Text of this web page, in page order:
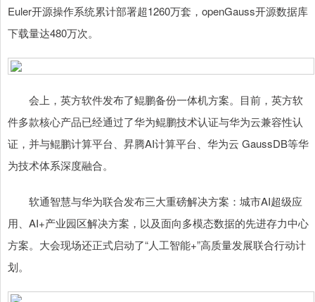
Euler开源操作系统累计部署超1260万套，openGauss开源数据库
下载量达480万次。
会上，英方软件发布了鲲鹏备份一体机方案。目前，英方软
件多款核心产品已经通过了华为鲲鹏技术认证与华为云兼容性认
证，并与鲲鹏计算平台、昇腾AI计算平台、华为云 GaussDB等华
为技术体系深度融合。
软通智慧与华为联合发布三大重磅解决方案：城市AI超级应
用、AI+产业园区解决方案，以及面向多模态数据的先进存力中心
方案。大会现场还正式启动了“人工智能+”高质量发展联合行动计
划。